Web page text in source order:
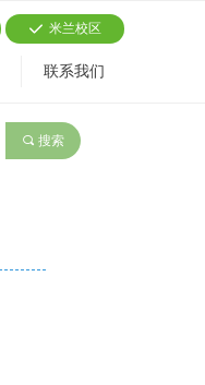
联系我们
끳 米兰校区
끠 搜索